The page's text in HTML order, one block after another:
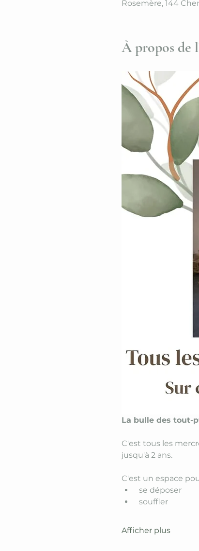
Rosemère, 144
À propos de
La bulle des tout-
C'est tous les
jusqu'à 2 ans.
C'est un espace
se déposer
souffler
Afficher plus